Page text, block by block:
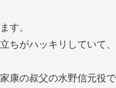
す。
ちがハッキリしていて、
康の叔父の水野信元役で